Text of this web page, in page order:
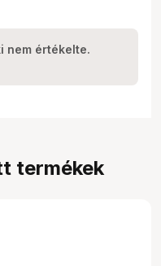
nem értékelte.
termékek